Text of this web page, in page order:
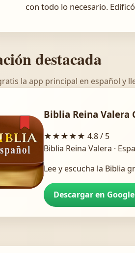
con todo lo necesario.
destacada
la app principal en español y
Biblia Reina Valera
★★★★★ 4.8 / 5
Biblia Reina Valera ·
Lee y escucha la Biblia
Descargar en